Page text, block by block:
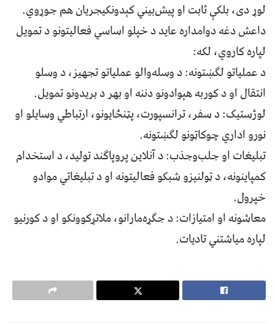
لوړ دی، بلکې ثابت او پیش‌بیني کېدونکیجریان هم جوړوي.
داعش دغه دوامداره عاید د خپلو اساسي فعالیتونو د تمویل
لپاره کاروي، لکه:
د عملیاتو لګښتونه: د وسله‌والو عملیاتو تجهیز، د وسلو
انتقال او د کوربه هېوادونو دننه او بهر د بریدونو تمویل.
لوژستیک: د سفر، ترانسپورت، پټنځایونو، ارتباطي وسایلو او
نورو اداري چوکاټونو لګښتونه.
تبلیغات او جلب‌وجذب: د آنلاین پروپاګند تولید، د استخدام
کمپاینونه، د ټولنیزو شبکو فعالیتونه او د تبلیغاتي موادو
خپرول.
معاشونه او امتیازات: د جګړه‌مارانو، ملاتړکوونکو او د کورنیو
لپاره میاشتني تادیات.